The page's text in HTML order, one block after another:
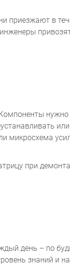
приезжают в
микросхема
при
день – по
знаний и